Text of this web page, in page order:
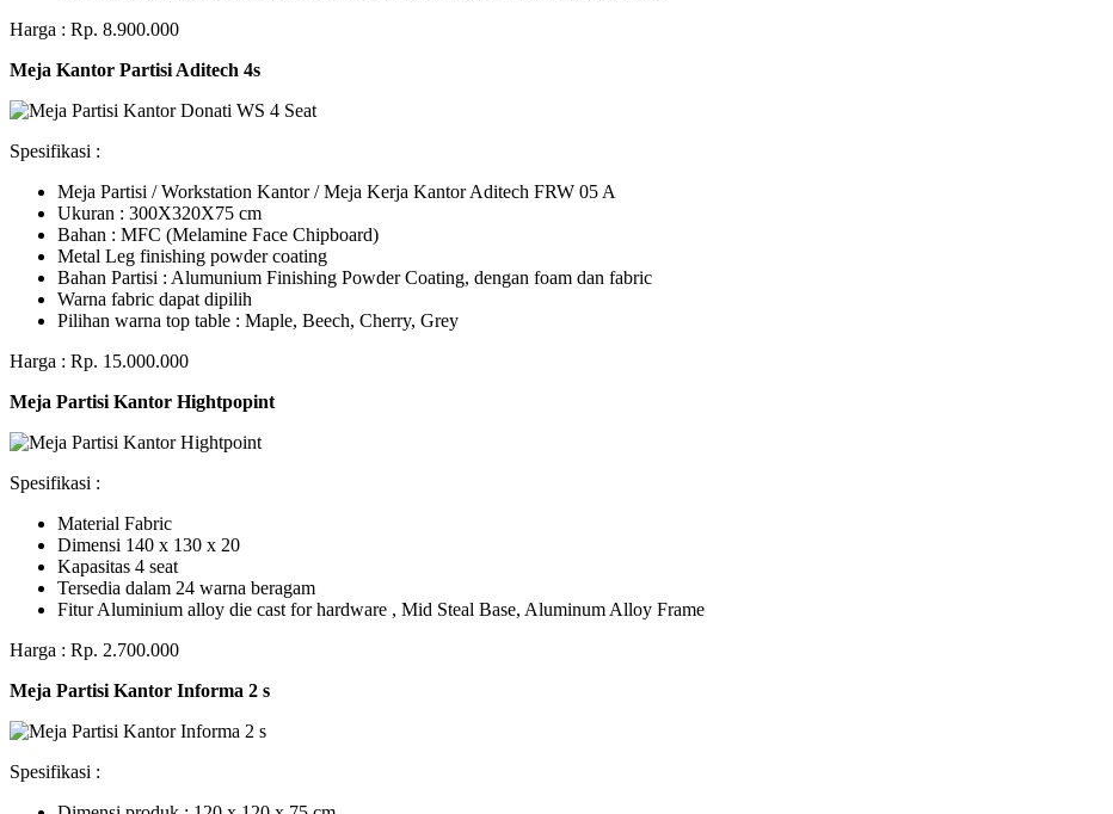
Harga : Rp. 8.900.000
Meja Kantor Partisi Aditech 4s
Spesifikasi :
Meja Partisi / Workstation Kantor / Meja Kerja Kantor Aditech FRW 05 A
Ukuran : 300X320X75 cm
Bahan : MFC (Melamine Face Chipboard)
Metal Leg finishing powder coating
Bahan Partisi : Alumunium Finishing Powder Coating, dengan foam dan fabric
Warna fabric dapat dipilih
Pilihan warna top table : Maple, Beech, Cherry, Grey
Harga : Rp. 15.000.000
Meja Partisi Kantor Hightpopint
Spesifikasi :
Material Fabric
Dimensi 140 x 130 x 20
Kapasitas 4 seat
Tersedia dalam 24 warna beragam
Fitur Aluminium alloy die cast for hardware , Mid Steal Base, Aluminum Alloy Frame
Harga : Rp. 2.700.000
Meja Partisi Kantor Informa 2 s
Spesifikasi :